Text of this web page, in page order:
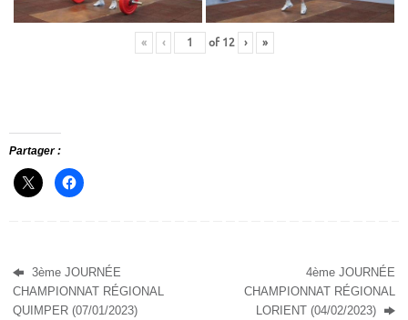
« ‹ of 12 › »
Partager :
3ème JOURNÉE
CHAMPIONNAT RÉGIONAL
QUIMPER (07/01/2023)
4ème JOURNÉE
CHAMPIONNAT RÉGIONAL
LORIENT (04/02/2023)